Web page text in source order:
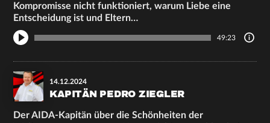
Kompromisse nicht funktioniert, warum Liebe eine
Entscheidung ist und Eltern…
49:23
14.12.2024
KAPITÄN PEDRO ZIEGLER
Der AIDA-Kapitän über die Schönheiten der